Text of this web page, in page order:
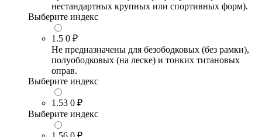
нестандартных крупных или спортивных форм).
Выберите индекс
1.5 0 ₽
Не предназначены для безободковых (без рамки),
полуободковых (на леске) и тонких титановых
оправ.
Выберите индекс
1.53 0 ₽
Выберите индекс